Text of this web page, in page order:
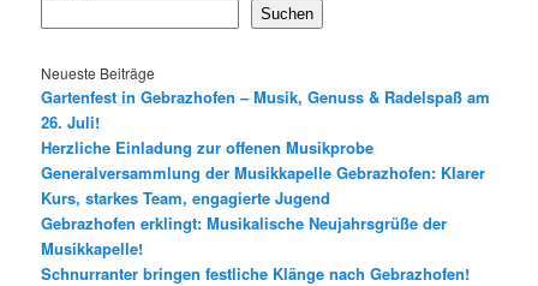
Suchen
Neueste Beiträge
Gartenfest in Gebrazhofen – Musik, Genuss & Radelspaß am
26. Juli!
Herzliche Einladung zur offenen Musikprobe
Generalversammlung der Musikkapelle Gebrazhofen: Klarer
Kurs, starkes Team, engagierte Jugend
Gebrazhofen erklingt: Musikalische Neujahrsgrüße der
Musikkapelle!
Schnurranter bringen festliche Klänge nach Gebrazhofen!